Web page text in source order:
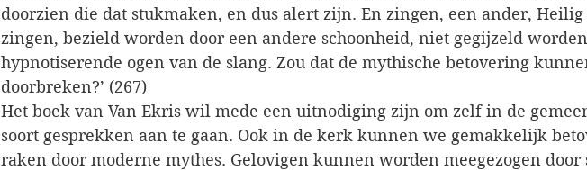
doorzien die dat stukmaken, en dus alert zijn. En zingen, een ander, Heilig
zingen, bezield worden door een andere schoonheid, niet gegijzeld
hypnotiserende ogen van de slang. Zou dat de mythische betovering
doorbreken?’ (267)
Het boek van Van Ekris wil mede een uitnodiging zijn om zelf in de
soort gesprekken aan te gaan. Ook in de kerk kunnen we gemakkelijk
raken door moderne mythes. Gelovigen kunnen worden meegezogen door